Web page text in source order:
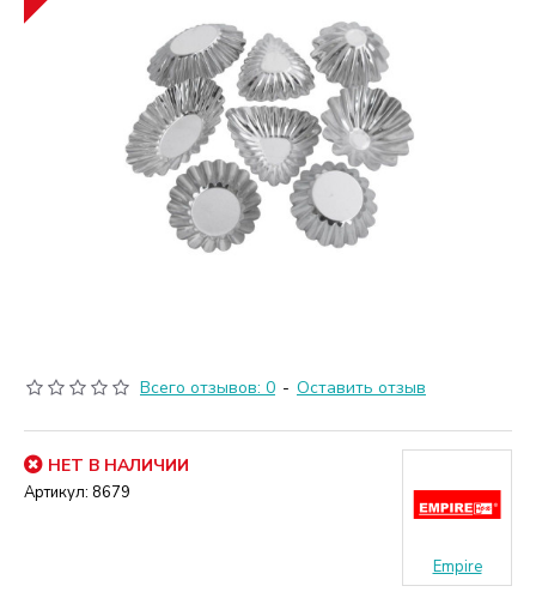
Всего отзывов: 0 - Оставить отзыв
НЕТ В НАЛИЧИИ
Артикул: 8679
Empire